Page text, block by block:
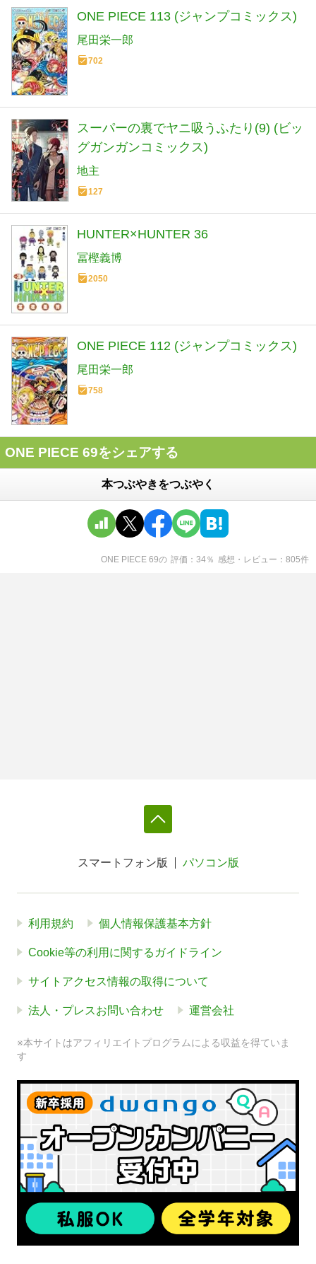
ONE PIECE 113 (ジャンプコミックス)
尾田栄一郎
702
スーパーの裏でヤニ吸うふたり(9) (ビッ
グガンガンコミックス)
地主
127
HUNTER×HUNTER 36
冨樫義博
2050
ONE PIECE 112 (ジャンプコミックス)
尾田栄一郎
758
ONE PIECE 69をシェアする
本つぶやきをつぶやく
ONE PIECE 69の 評価 34％ 感想・レビュー 805件
スマートフォン版 パソコン版
利用規約 個人情報保護基本方針
Cookie等の利用に関するガイドライン
サイトアクセス情報の取得について
法人・プレスお問い合わせ 運営会社
※本サイトはアフィリエイトプログラムによる収益を得ていま
す